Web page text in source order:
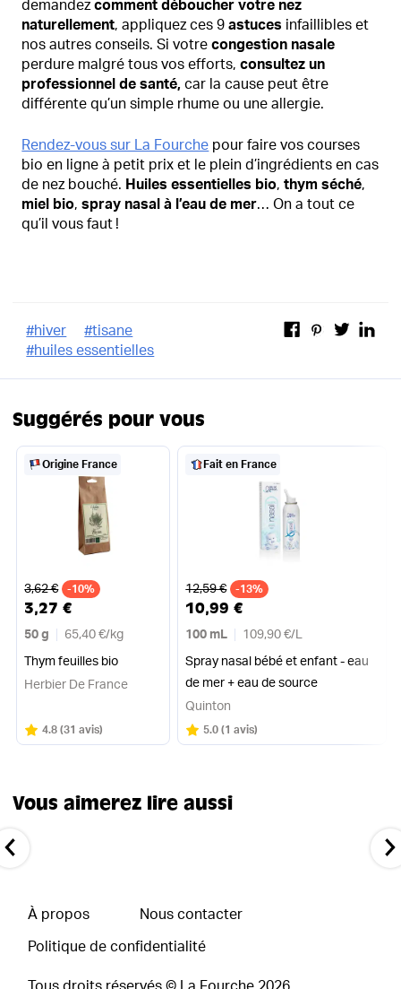
demandezcomment déboucher votre nez
naturellement, appliquez ces 9astuces infaillibles et
nos autres conseils. Si votrecongestion nasale
perdure malgré tous vos efforts,consultez un
professionnel de santé, car la cause peut être
différente qu’un simple rhume ou une allergie.
Rendez-vous sur La Fourche pour faire vos courses
bio en ligne à petit prix et le plein d’ingrédients en cas
de nez bouché. Huiles essentielles bio,thym séché,
miel bio,spray nasal à l’eau de mer… On a tout ce
qu’il vous faut !
#hiver #tisane
#huiles essentielles
Suggérés pour vous
Origine France
Ancien prix
3,62 € -10%
3,27 €
50 g 65,40 €/ kg
Thym feuilles bio
Herbier De France
Note
4.8sur 5
(31 avis)
Fait en France
Ancien prix
12,59 € -13%
10,99 €
100 mL 109,90 €/ L
Spray nasal bébé et enfant - eau
de mer + eau de source
Quinton
Note
5.0sur 5
(1 avis)
Vous aimerez lire aussi
À propos Nous contacter
Politique de confidentialité